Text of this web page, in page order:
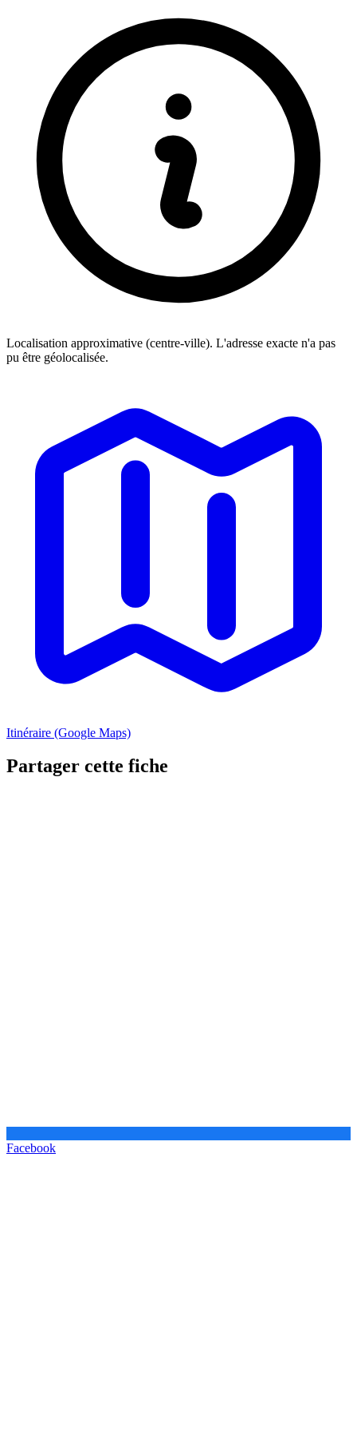
Localisation approximative (centre-ville). L'adresse exacte n'a pas
pu être géolocalisée.
Itinéraire (Google Maps)
Partager cette fiche
Facebook